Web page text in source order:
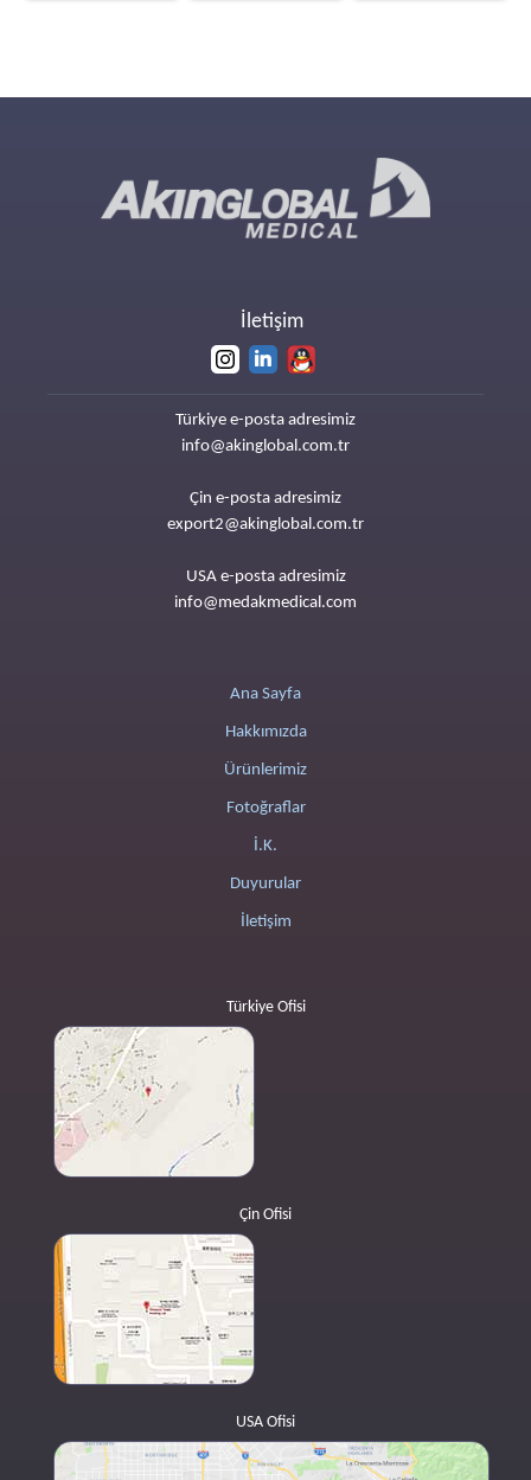
İletişim
Türkiye e-posta adresimiz
info@akinglobal.com.tr
Çin e-posta adresimiz
export2@akinglobal.com.tr
USA e-posta adresimiz
info@medakmedical.com
Ana Sayfa
Hakkımızda
Ürünlerimiz
Fotoğraflar
İ.K.
Duyurular
İletişim
Türkiye Ofisi
Çin Ofisi
USA Ofisi